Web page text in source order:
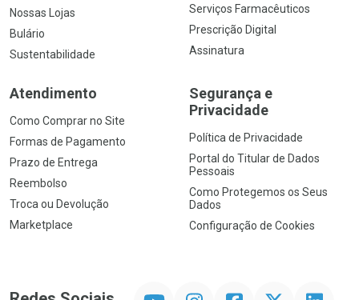
Nossas Lojas
Bulário
Sustentabilidade
Serviços Farmacêuticos
Prescrição Digital
Assinatura
Atendimento
Como Comprar no Site
Formas de Pagamento
Prazo de Entrega
Reembolso
Troca ou Devolução
Marketplace
Segurança e
Privacidade
Política de Privacidade
Portal do Titular de Dados
Pessoais
Como Protegemos os Seus
Dados
Configuração de Cookies
InstagramFacebookTwitter Linkedin